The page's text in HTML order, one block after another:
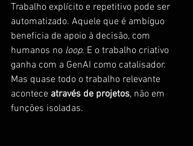
Trabalho explícito e repetitivo pode ser
automatizado. Aquele que é ambíguo
beneficia de apoio à decisão, com
humanos no loop. E o trabalho criativo
ganha com a GenAI como catalisador.
Mas quase todo o trabalho relevante
acontece através de projetos, não em
funções isoladas.